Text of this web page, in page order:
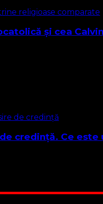
religioase comparate
și cea
de credință
credință. Ce este